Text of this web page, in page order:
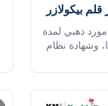
قلم بيكولازر
المهنية
تم إنشاء مصنع M في عام 2009مورد ذهبي لمدة
وشهادة نظام
الأوروبي
والولايات
عن طريق